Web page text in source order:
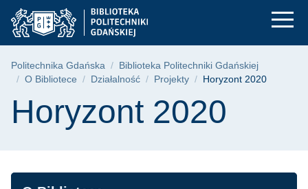
Przejdź
do
menu
Przejdź
do
wyszukiwarki
Przejdź
do
treści
Horyzont 2020 |
Ścieżka nawigacyjna
Politechnika Gdańska
Biblioteka Politechniki Gdańskiej
O Bibliotece
Działalność Projekty Horyzont 2020
Treść strony
Horyzont 2020